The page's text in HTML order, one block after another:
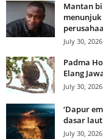
Mantan
July 30, 2026
Padma
Elang
July 30, 2026
‘Dapur
dasar laut
July 30, 2026